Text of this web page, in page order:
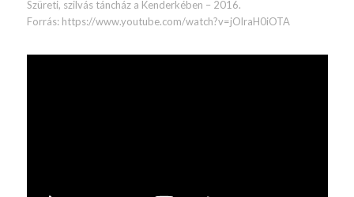
Szüreti, szilvás táncház a Kenderkében – 2016.
Forrás: https://www.youtube.com/watch?v=jOlraH0iOTA